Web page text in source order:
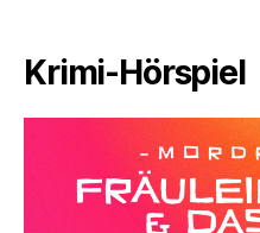
Krimi-Hörspiel